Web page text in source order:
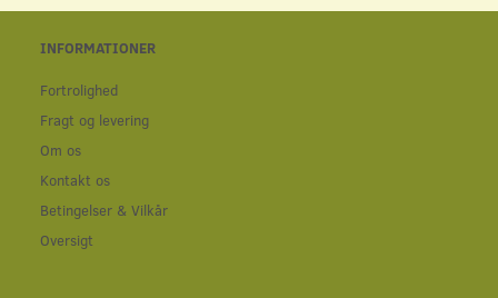
INFORMATIONER
Fortrolighed
Fragt og levering
Om os
Kontakt os
Betingelser & Vilkår
Oversigt